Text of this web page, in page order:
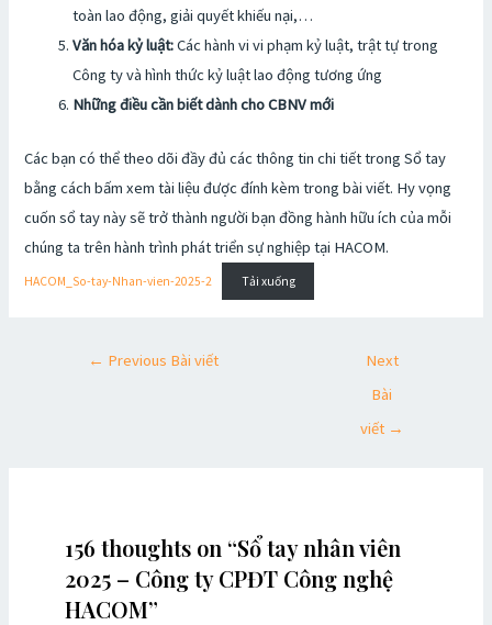
toàn lao động, giải quyết khiếu nại,…
Văn hóa kỷ luật:Các hành vi vi phạm kỷ luật, trật tự trong
Công ty và hình thức kỷ luật lao động tương ứng
Những điều cần biết dành cho CBNV mới
Các bạn có thể theo dõi đầy đủ các thông tin chi tiết trong Sổ tay
bằng cách bấm xem tài liệu được đính kèm trong bài viết. Hy vọng
cuốn sổ tay này sẽ trở thành người bạn đồng hành hữu ích của mỗi
chúng ta trên hành trình phát triển sự nghiệp tại HACOM.
HACOM_So-tay-Nhan-vien-2025-2 Tải xuống
← Previous Bài viết
Next
Bài
viết →
156 thoughts on “Sổ tay nhân viên
2025 – Công ty CPĐT Công nghệ
HACOM”